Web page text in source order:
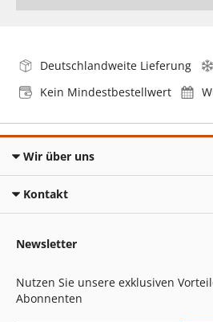
Deutschlandweite Lieferung
Kein Mindestbestellwert
Wir über uns
Kontakt
Newsletter
Nutzen Sie unsere exklusiven
Abonnenten